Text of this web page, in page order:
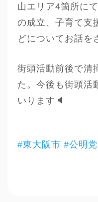
山エリア4箇所に
の成立、子育て支
どについてお話を
街頭活動前後で清
た。今後も街頭活
いります🔈
#東大阪市 #公明党